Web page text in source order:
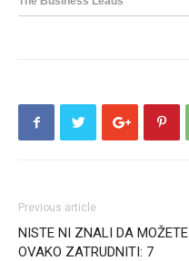
Previous article
NISTE NI ZNALI DA MOŽETE
OVAKO ZATRUDNITI: 7